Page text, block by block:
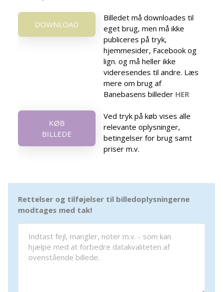
DOWNLOAD
Billedet må downloades til
eget brug, men må ikke
publiceres på tryk,
hjemmesider, Facebook og
lign. og må heller ikke
videresendes til andre. Læs
mere om brug af
Banebasens billeder HER
KØB
BILLEDE
Ved tryk på køb vises alle
relevante oplysninger,
betingelser for brug samt
priser m.v.
Rettelser og tilføjelser til billedoplysningerne
modtages med tak!